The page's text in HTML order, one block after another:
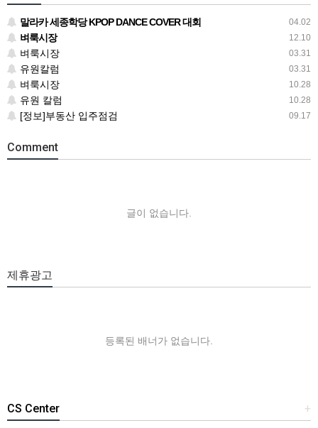
04.02
말라카 세종학당 KPOP DANCE COVER 대회
12.10
벼룩시장
03.31
벼룩시장
03.31
유원칼럼
10.28
벼룩시장
10.28
유원 칼럼
09.17
[정보]부동산 입주점검
Comment
글이 없습니다.
제휴광고
등록된 배너가 없습니다.
+
CS Center